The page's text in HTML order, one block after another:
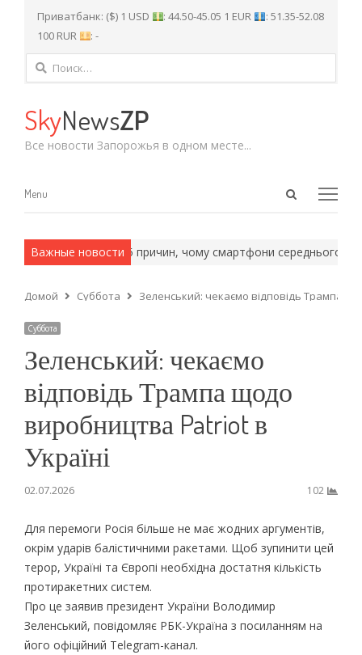
Приватбанк: ($) 1 USD : 44.50-45.05 1 EUR
: 51.35-52.08
100 RUR
: -
Найти:
SkyNewsZP
Все новости Запорожья в одном месте...
Open
Menu
Menu
Важные новости
методы. 5 причин, чому смартфони середнього
Домой Суббота Зеленський: чекаємо відповідь Трампа
Суббота
Зеленський: чекаємо
відповідь Трампа щодо
виробництва Patriot в
Україні
02.07.2026 102
Для перемоги Росія більше не має жодних аргументів,
окрім ударів балістичними ракетами. Щоб зупинити цей
терор, Україні та Європі необхідна достатня кількість
протиракетних систем.
Про це заявив президент України Володимир
Зеленський, повідомляє РБК-Україна з посиланням на
його офіційний Telegram-канал.